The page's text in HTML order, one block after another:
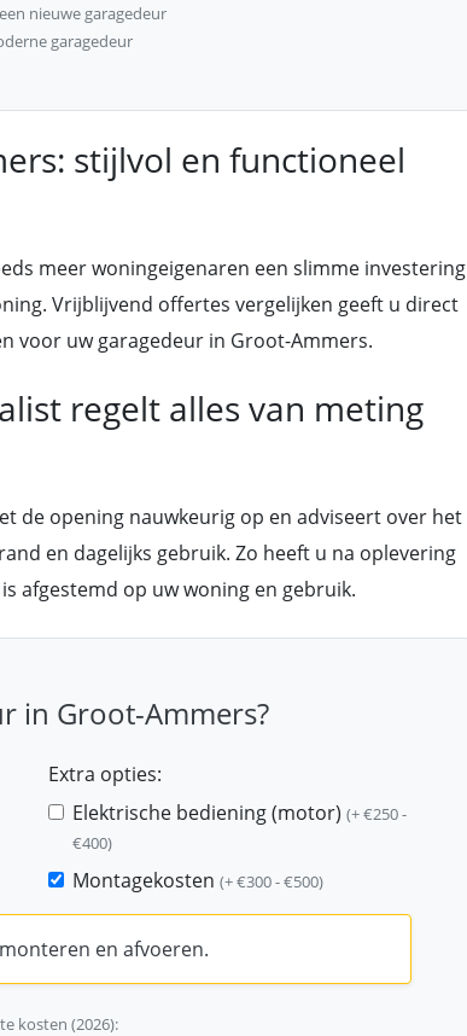
nieuwe garagedeur
garagedeur
stijlvol en functioneel
meer woningeigenaren een slimme investering
Vrijblijvend offertes vergelijken geeft u direct
voor uw garagedeur in Groot-Ammers.
regelt alles van meting
de opening nauwkeurig op en adviseert over het
en dagelijks gebruik. Zo heeft u na oplevering
afgestemd op uw woning en gebruik.
in Groot-Ammers?
Extra opties:
Elektrische bediening (motor) (+ €250 -
€400)
Montagekosten (+ €300 - €500)
en afvoeren.
kosten (2026):